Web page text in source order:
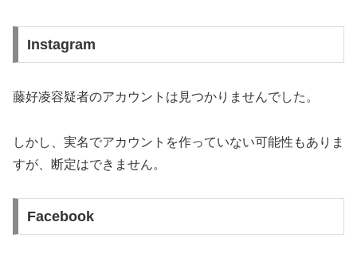
Instagram
藤好凌容疑者のアカウントは見つかりませんでした。
しかし、実名でアカウントを作っていない可能性もありま
すが、断定はできません。
Facebook